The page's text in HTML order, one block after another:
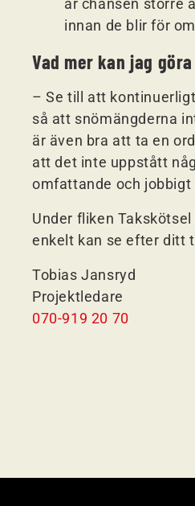
är chansen större
innan de blir för
Vad mer kan jag
– Se till att
så att snömängderna
är även bra att ta en
att det inte uppstått
omfattande och jobbigt
Under fliken
enkelt kan se efter ditt
Tobias Jansryd
Projektledare
070-919 20 70